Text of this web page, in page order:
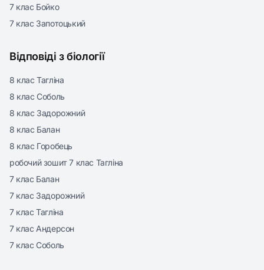
7 клас Бойко
7 клас Запотоцький
Відповіді з біології
8 клас Тагліна
8 клас Соболь
8 клас Задорожний
8 клас Балан
8 клас Горобець
робочий зошит 7 клас Тагліна
7 клас Балан
7 клас Задорожний
7 клас Тагліна
7 клас Андерсон
7 клас Соболь